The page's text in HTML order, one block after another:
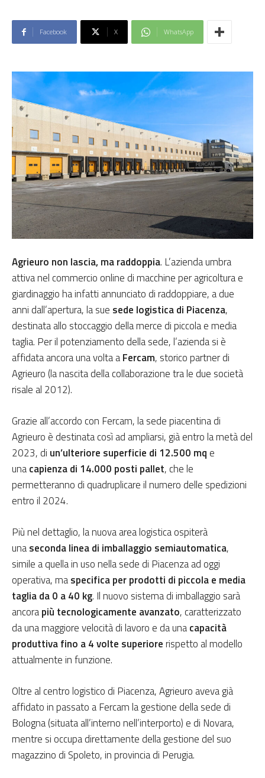
Facebook X WhatsApp
Agrieuro non lascia, ma raddoppia. L’azienda umbra
attiva nel commercio online di macchine per agricoltura e
giardinaggio ha infatti annunciato di raddoppiare, a due
anni dall’apertura, la sue sede logistica di Piacenza,
destinata allo stoccaggio della merce di piccola e media
taglia. Per il potenziamento della sede, l’azienda si è
affidata ancora una volta aFercam, storico partner di
Agrieuro (la nascita della collaborazione tra le due società
risale al 2012).
Grazie all’accordo con Fercam, la sede piacentina di
Agrieuro è destinata così ad ampliarsi, già entro la metà del
2023, di un’ulteriore superficie di 12.500 mq e
unacapienza di 14.000 posti pallet, che le
permetteranno di quadruplicare il numero delle spedizioni
entro il 2024.
Più nel dettaglio, la nuova area logistica ospiterà
unaseconda linea di imballaggio semiautomatica,
simile a quella in uso nella sede di Piacenza ad oggi
operativa, maspecifica per prodotti di piccola e media
taglia da 0 a 40 kg. Il nuovo sistema di imballaggio sarà
ancorapiù tecnologicamente avanzato, caratterizzato
da una maggiore velocità di lavoro e da unacapacità
produttiva fino a 4 volte superiorerispetto al modello
attualmente in funzione.
Oltre al centro logistico di Piacenza, Agrieuro aveva già
affidato in passato a Fercam la gestione della sede di
Bologna (situata all’interno nell’interporto) e di Novara,
mentre si occupa direttamente della gestione del suo
magazzino di Spoleto, in provincia di Perugia.